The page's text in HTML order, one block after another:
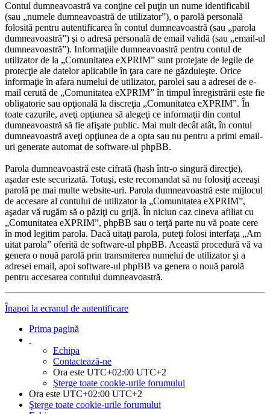
Contul dumneavoastră va conţine cel puţin un nume identificabil
(sau „numele dumneavoastră de utilizator”), o parolă personală
folosită pentru autentificarea în contul dumneavoastră (sau „parola
dumneavoastră”) şi o adresă personală de email validă (sau „email-ul
dumneavoastră”). Informaţiile dumneavoastră pentru contul de
utilizator de la „Comunitatea eXPRIM” sunt protejate de legile de
protecţie ale datelor aplicabile în ţara care ne găzduieşte. Orice
informaţie în afara numelui de utilizator, parolei sau a adresei de e-
mail cerută de „Comunitatea eXPRIM” în timpul înregistrării este fie
obligatorie sau opţională la discreţia „Comunitatea eXPRIM”. În
toate cazurile, aveţi opţiunea să alegeţi ce informaţii din contul
dumneavoastră să fie afişate public. Mai mult decât atât, în contul
dumneavoastră aveţi opţiunea de a opta sau nu pentru a primi email-
uri generate automat de software-ul phpBB.
Parola dumneavoastră este cifrată (hash într-o singură direcţie),
aşadar este securizată. Totuşi, este recomandat să nu folosiţi aceeaşi
parolă pe mai multe website-uri. Parola dumneavoastră este mijlocul
de accesare al contului de utilizator la „Comunitatea eXPRIM”,
aşadar vă rugăm să o păziţi cu grijă. În niciun caz cineva afiliat cu
„Comunitatea eXPRIM”, phpBB sau o terţă parte nu vă poate cere
în mod legitim parola. Dacă uitaţi parola, puteţi folosi interfaţa „Am
uitat parola” oferită de software-ul phpBB. Această procedură vă va
genera o nouă parolă prin transmiterea numelui de utilizator şi a
adresei email, apoi software-ul phpBB va genera o nouă parolă
pentru accesarea contului dumneavoastră.
Înapoi la ecranul de autentificare
Prima pagină
Echipa
Contactează-ne
Ora este UTC+02:00 UTC+2
Şterge toate cookie-urile forumului
Ora este UTC+02:00 UTC+2
Şterge toate cookie-urile forumului